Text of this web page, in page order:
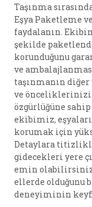
Taşınma
Eşya Paketleme
faydalanın.
şekilde
korunduğunu
ve
taşınmanın
ve
özgürlüğüne
ekibimiz,
korumak için
Detaylara
gidecekleri yere
emin olabilirsiniz.
ellerde olduğunu
deneyiminin